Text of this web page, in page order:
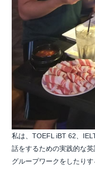
私は、TOEFL iBT 62、
話をするための実践的な
グループワークをしたり